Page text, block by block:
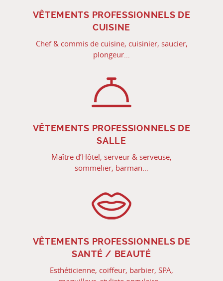
VÊTEMENTS PROFESSIONNELS DE
CUISINE
Chef & commis de cuisine, cuisinier, saucier,
plongeur…
VÊTEMENTS PROFESSIONNELS DE
SALLE
Maître d’Hôtel, serveur & serveuse,
sommelier, barman…
VÊTEMENTS PROFESSIONNELS DE
SANTÉ / BEAUTÉ
Esthéticienne, coiffeur, barbier, SPA,